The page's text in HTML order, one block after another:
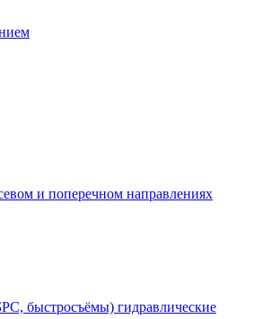
и поперечном направлениях
быстросъёмы) гидравлические